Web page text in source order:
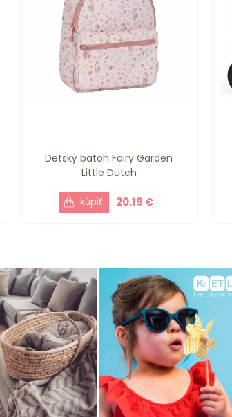
Detský batoh Fairy Garden
Little Dutch
20.19 €